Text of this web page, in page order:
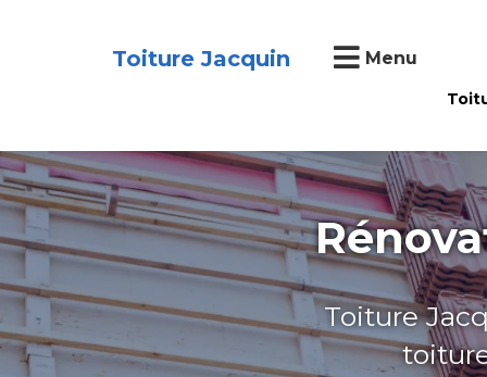
Toiture Jacquin Menu
Toiture